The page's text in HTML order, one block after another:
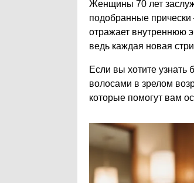
Женщины 70 лет
подобранные
отражает внутреннюю
ведь каждая новая
Если вы хотите узнать
волосами в зрелом
которые помогут вам